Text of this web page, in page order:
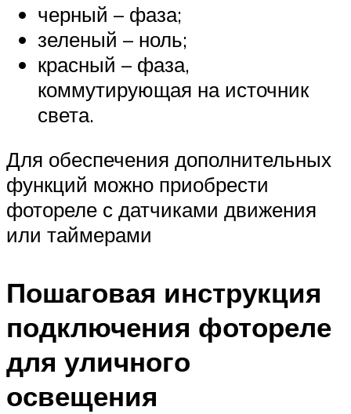
черный – фаза;
зеленый – ноль;
красный – фаза,
коммутирующая на источник
света.
Для обеспечения дополнительных
функций можно приобрести
фотореле с датчиками движения
или таймерами
Пошаговая инструкция
подключения фотореле
для уличного
освещения